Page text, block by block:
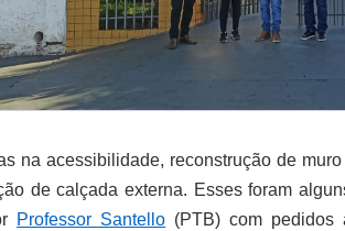
na acessibilidade, reconstrução de
de calçada externa. Esses foram
Professor Santello (PTB) com pedidos